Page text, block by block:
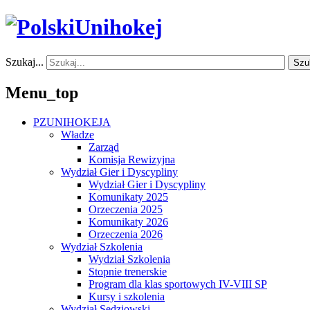
Szukaj...
Menu_top
PZUNIHOKEJA
Władze
Zarząd
Komisja Rewizyjna
Wydział Gier i Dyscypliny
Wydział Gier i Dyscypliny
Komunikaty 2025
Orzeczenia 2025
Komunikaty 2026
Orzeczenia 2026
Wydział Szkolenia
Wydział Szkolenia
Stopnie trenerskie
Program dla klas sportowych IV-VIII SP
Kursy i szkolenia